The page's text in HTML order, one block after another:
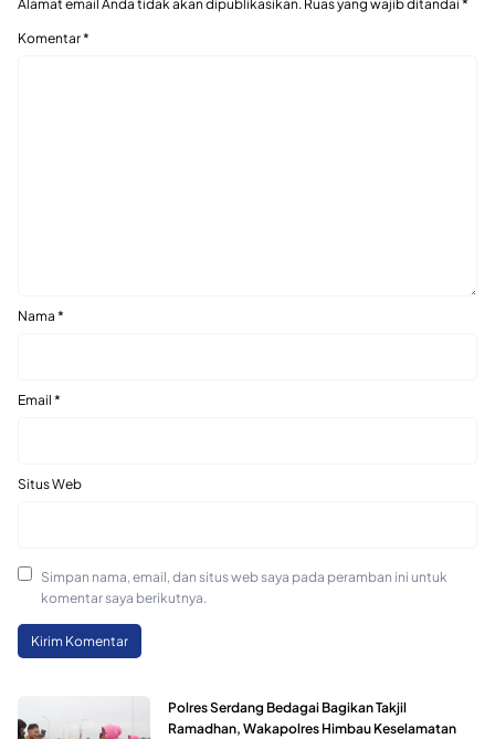
Alamat email Anda tidak akan dipublikasikan. Ruas yang wajib ditandai *
Komentar*
Nama *
Email *
Situs Web
Simpan nama, email, dan situs web saya pada peramban ini untuk
komentar saya berikutnya.
Polres Serdang Bedagai Bagikan Takjil
Ramadhan, Wakapolres Himbau Keselamatan